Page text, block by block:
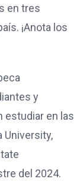
en tres
¡Anota los
y
estudiar en las
University,
del 2024.